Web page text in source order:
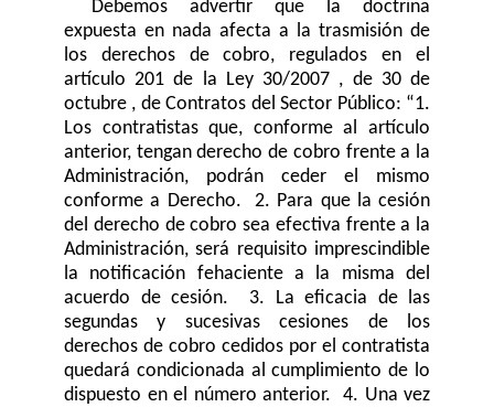
Debemos advertir que la doctrina
expuesta en nada afecta a la trasmisión de
los derechos de cobro, regulados en el
artículo 201 de la Ley 30/2007 , de 30 de
octubre , de Contratos del Sector Público: “1.
Los contratistas que, conforme al artículo
anterior, tengan derecho de cobro frente a la
Administración, podrán ceder el mismo
conforme a Derecho. 2. Para que la cesión
del derecho de cobro sea efectiva frente a la
Administración, será requisito imprescindible
la notificación fehaciente a la misma del
acuerdo de cesión. 3. La eficacia de las
segundas y sucesivas cesiones de los
derechos de cobro cedidos por el contratista
quedará condicionada al cumplimiento de lo
dispuesto en el número anterior. 4. Una vez